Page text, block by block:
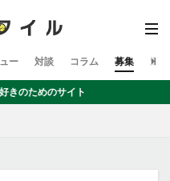
ー 対談 コラム 募集 運
ためのサイト